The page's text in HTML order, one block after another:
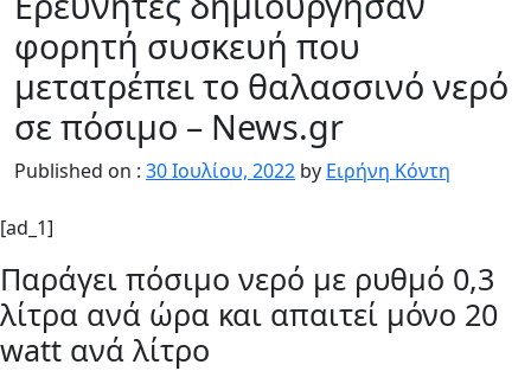
φορητή συσκευή που
μετατρέπει το θαλασσινό νερό
σε πόσιμο – News.gr
Published on : 30 Ιουλίου, 2022 by Ειρήνη Κόντη
[ad_1]
Παράγει πόσιμο νερό με ρυθμό 0,3
λίτρα ανά ώρα και απαιτεί μόνο 20
watt ανά λίτρο